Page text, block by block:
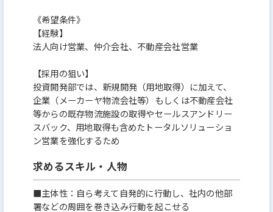
《希望条件》
【経験】
法人向け営業、仲介会社、不動産会社営業
【採用の狙い】
投資開発部では、新規開発（用地取得）に加えて、
企業（メーカーヤ物流会社等）もしくは不動産会社
等からの既存物流施設の取得やセールスアンドリー
スバック、用地取得も含めたトータルソリューショ
ン営業を強化するため
求めるスキル・人物
■主体性：自ら考えて自発的に行動し、社内の他部
署などの周囲を巻き込み行動を起こせる